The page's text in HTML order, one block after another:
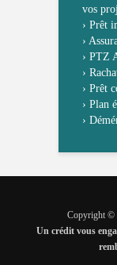
vos
› Prêt
›
› PTZ
›
› Prêt
› Plan
›
Copyright ©
Un crédit vous